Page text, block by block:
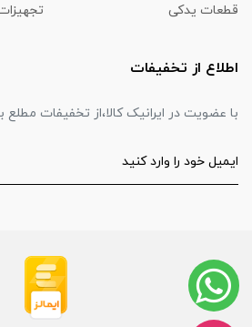
قطعات یدکی
اطلاع از تخفیفات
با عضویت در ایرانیک کالا،از تخفیفات مطلع